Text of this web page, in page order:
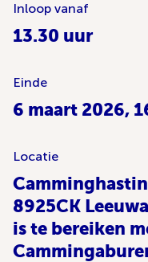
Inloop vanaf
13.30 uur
Einde
6 maart 2026,
Locatie
8925CK
is te bereiken